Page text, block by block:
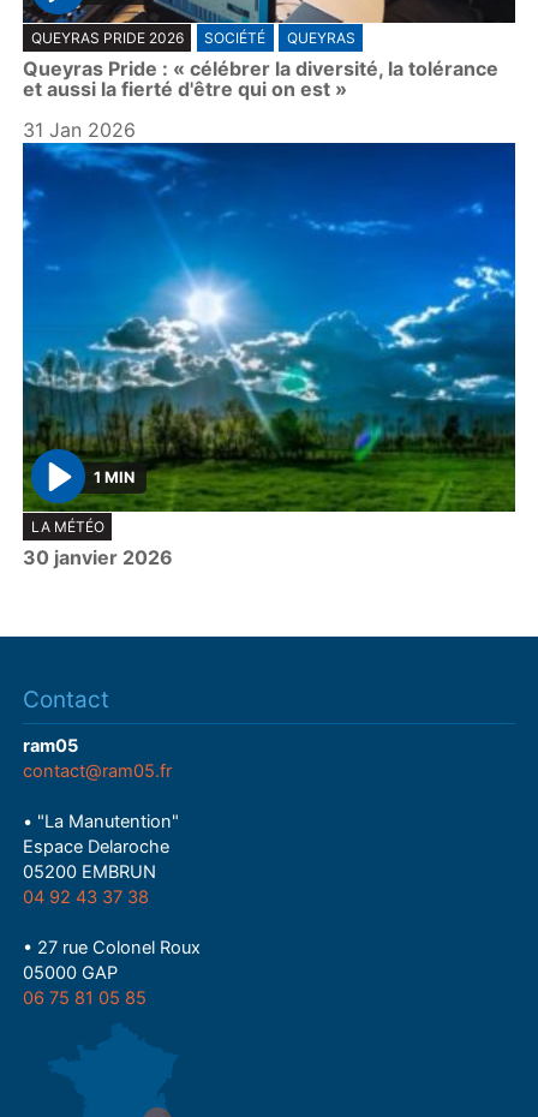
P
l
a
y
QUEYRAS PRIDE 2026 SOCIÉTÉ QUEYRAS
Queyras Pride : « célébrer la diversité, la tolérance
et aussi la fierté d'être qui on est »
31 Jan 2026
P
l
a
1 MIN
LA MÉTÉO
30 janvier 2026
Contact
ram05
contact@ram05.fr
• "La Manutention"
Espace Delaroche
05200 EMBRUN
04 92 43 37 38
• 27 rue Colonel Roux
05000 GAP
06 75 81 05 85